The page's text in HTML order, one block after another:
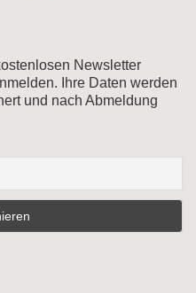
Newsletter
Ihre Daten werden
und nach Abmeldung